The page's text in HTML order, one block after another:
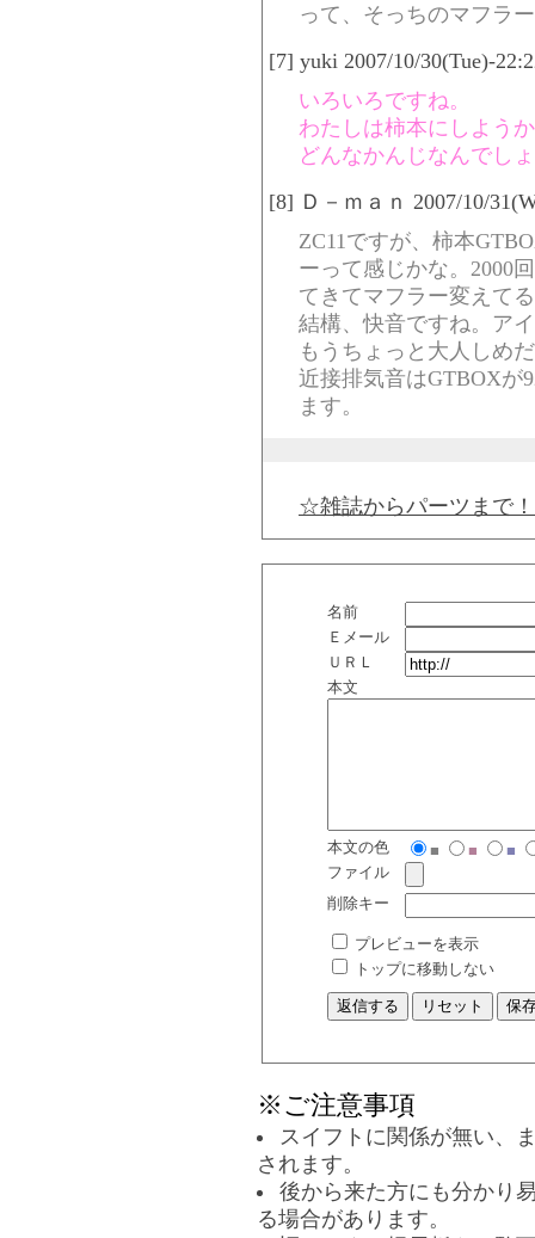
って、そっちのマフラ
[7] yuki 2007/10/30(Tue)-
いろいろですね。
わたしは柿本にしよう
どんなかんじなんでし
[8] Ｄ－ｍａｎ 2007/10/
ZC11ですが、柿本
ーって感じかな。2000
てきてマフラー変えて
結構、快音ですね。ア
もうちょっと大人しめ
近接排気音はGTBOXが
ます。
☆雑誌からパーツまで
名前
Ｅメール
ＵＲＬ
本文
本文の色 ■ ■
■
ファイル
削除キー
プレビューを表示
トップに移動しない
※ご注意事項
スイフトに関係が無い、
されます。
後から来た方にも分かり
る場合があります。